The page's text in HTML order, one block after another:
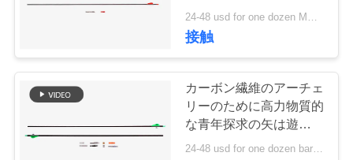
達
矢を捜すこと
93
を反曲する
24-48 usd for one dozen MOQ:ご使用前に製品が良好な状態であることをご確認ください。異常がある場合は使用しないでください。改変は固く禁止されています。違法行為は固く禁止されています。現地の法律を遵守してください。
接触
カーボン繊維のアーチェ
リーのために高力物質的
な青年探求の矢は遊びま
す
24-48 usd for one dozen bare shafts MOQ:ご使用前に製品が良好な状態であることをご確認ください。異常がある場合は使用しないでください。改変は固く禁止されています。違法行為は固く禁止されています。現地の法律を遵守してください。